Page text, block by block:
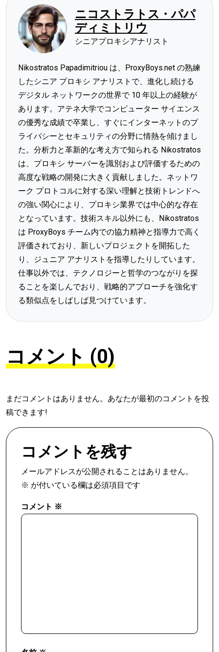
ニコストラトス・パパ
ディミトリウ
シニアプロキシアナリスト
Nikostratos Papadimitriou は、ProxyBoys.net の熟練
したシニア プロキシ アナリストで、進化し続ける
デジタル ネットワークの世界で 10 年以上の経験が
あります。アテネ大学でコンピューター サイエンス
の優秀な成績で卒業し、すぐにインターネットのプ
ライバシーとセキュリティの分野に情熱を傾けまし
た。分析力と革新的な考え方で知られる Nikostratos
は、プロキシ サーバーを識別および評価するための
高度な戦略の開発に大きく貢献しました。ネットワ
ーク プロトコルに対する深い理解と技術トレンドへ
の強い関心により、プロキシ業界では中心的な存在
となっています。技術スキル以外にも、Nikostratos
は ProxyBoys チーム内での協力精神と指導力で高く
評価されており、新しいプロジェクトを開拓した
り、ジュニア アナリストを指導したりしています。
仕事以外では、テクノロジーと哲学のつながりを探
ることを楽しんでおり、戦略的アプローチを強化す
る類似点をしばしば見つけています。
コメント (0)
まだコメントはありません。あなたが最初のコメントを投
稿できます!
コメントを残す
メールアドレスが公開されることはありません。
※ が付いている欄は必須項目です
コメント ※